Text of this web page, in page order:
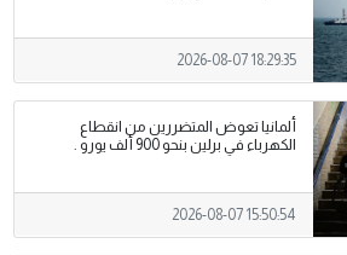
2026-08-07 18:29:35
ألمانيا تعوض المتضررين من انقطاع
الكهرباء في برلين بنحو 900 ألف يورو .
2026-08-07 15:50:54